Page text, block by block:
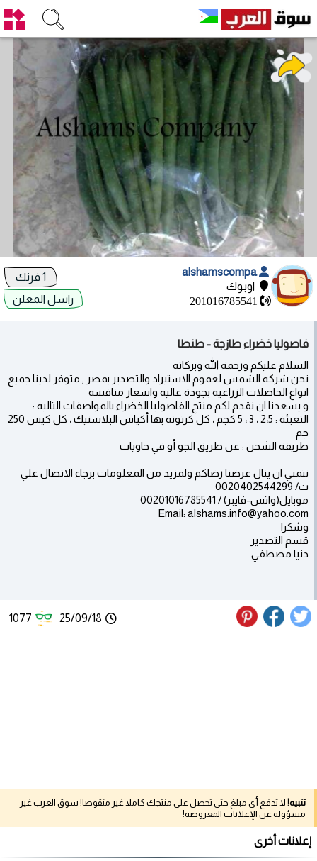
alshamscompa
اوبوك
201016785541
راسل المعلن
فاصوليا خضراء طازجة - طنطا
السلام عليكم ورحمة الله وبركاته
نحن شركه الشمس لعموم الاستيراد والتصدير بمصر , متوفر لدينا جميع
انواع الحاصلات الزراعيه بجودة عاليه واسعار منافسه
و يسعدنا ان نقدم لكم منتج الفاصوليا الخضراء بالمواصفات التاليه :
التعبئة : 2،5 ، 3 ، 5 كجم ، كل كرتونه بها أكياس البلاستيك ، كل كيس 250
جم
طريقة الشحن : عن طريق الجو أو في حاويات
نتمني ان ينال عرضنا رضاكم ولمزيد من المعلومات برجاء الاتصال علي
ت/ 0020402544299
موبايل(واتس-فايبر) / 00201016785541
Email: alshams.info@yahoo.com
وشكرا
قسم التصدير
دنيا مصطفي
25/09/18
1077
تنبيه! لا تدفع أي مبلغ حتى تحصل على منتجك كاملا غير منقوصا! سوق العرب غير
مسؤولة عن الإعلانات المعروضة!
إعلانات أخرى